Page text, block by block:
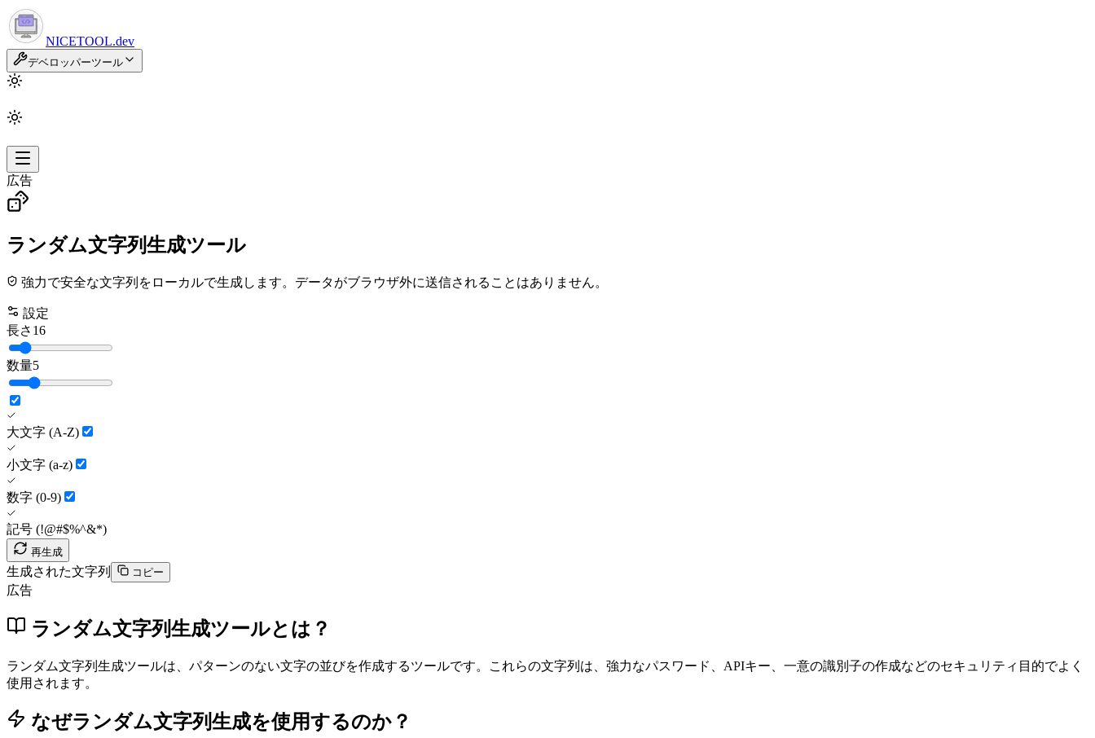
NICETOOL.dev
デベロッパーツール
広告
ランダム文字列生成ツール
強力で安全な文字列をローカルで生成します。データがブラウザ外に送信されることはありません。
設定
長さ 16
数量5
大文字 (A-Z)
小文字 (a-z)
数字 (0-9)
記号 (!@#$%^&*)
再生成
生成された文字列 コピー
広告
ランダム文字列生成ツールとは？
ランダム文字列生成ツールは、パターンのない文字の並びを作成するツールです。これらの文字列は、強力なパスワード、APIキー、一意の識別子の作成などのセキュリティ目的でよく
使用されます。
なぜランダム文字列生成を使用するのか？